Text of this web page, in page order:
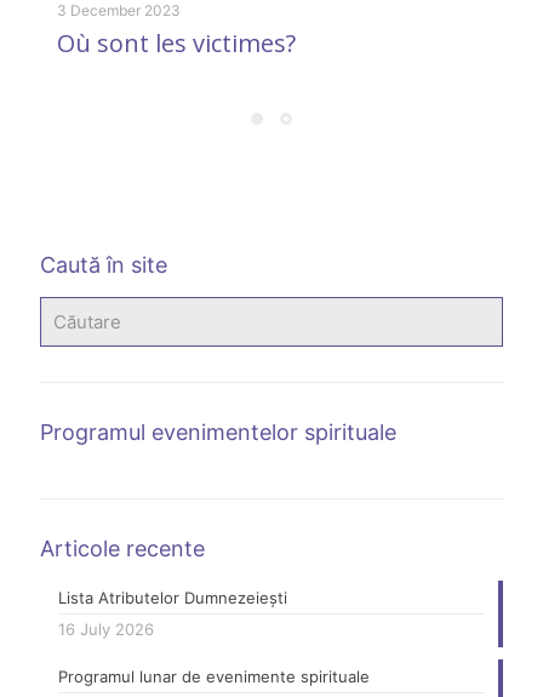
3 December 2023
Où sont les victimes?
Caută în site
Programul evenimentelor spirituale
Articole recente
Lista Atributelor Dumnezeiești
16 July 2026
Programul lunar de evenimente spirituale